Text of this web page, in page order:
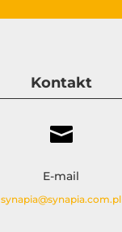
Kontakt

E-mail
synapia@synapia.com.pl